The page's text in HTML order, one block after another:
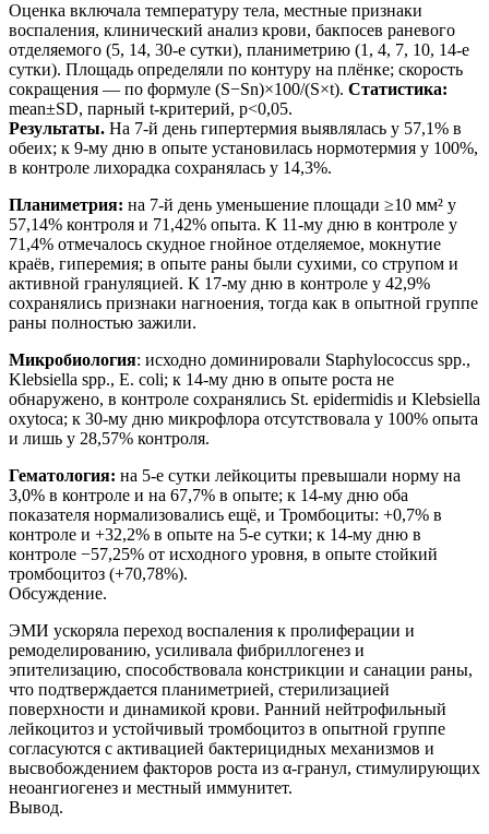
Оценка включала температуру тела, местные признаки
воспаления, клинический анализ крови, бакпосев раневого
отделяемого (5, 14, 30-е сутки), планиметрию (1, 4, 7, 10, 14-е
сутки). Площадь определяли по контуру на плёнке; скорость
сокращения — по формуле (S−Sn)×100/(S×t). Статистика:
mean±SD, парный t-критерий, p<0,05.
Результаты. На 7-й день гипертермия выявлялась у 57,1% в
обеих; к 9-му дню в опыте установилась нормотермия у 100%,
в контроле лихорадка сохранялась у 14,3%.
Планиметрия: на 7-й день уменьшение площади ≥10 мм² у
57,14% контроля и 71,42% опыта. К 11-му дню в контроле у
71,4% отмечалось скудное гнойное отделяемое, мокнутие
краёв, гиперемия; в опыте раны были сухими, со струпом и
активной грануляцией. К 17-му дню в контроле у 42,9%
сохранялись признаки нагноения, тогда как в опытной группе
раны полностью зажили.
Микробиология: исходно доминировали Staphylococcus spp.,
Klebsiella spp., E. coli; к 14-му дню в опыте роста не
обнаружено, в контроле сохранялись St. epidermidis и Klebsiella
oxytoca; к 30-му дню микрофлора отсутствовала у 100% опыта
и лишь у 28,57% контроля.
Гематология: на 5-е сутки лейкоциты превышали норму на
3,0% в контроле и на 67,7% в опыте; к 14-му дню оба
показателя нормализовались ещё, и Тромбоциты: +0,7% в
контроле и +32,2% в опыте на 5-е сутки; к 14-му дню в
контроле −57,25% от исходного уровня, в опыте стойкий
тромбоцитоз (+70,78%).
Обсуждение.
ЭМИ ускоряла переход воспаления к пролиферации и
ремоделированию, усиливала фибриллогенез и
эпителизацию, способствовала констрикции и санации раны,
что подтверждается планиметрией, стерилизацией
поверхности и динамикой крови. Ранний нейтрофильный
лейкоцитоз и устойчивый тромбоцитоз в опытной группе
согласуются с активацией бактерицидных механизмов и
высвобождением факторов роста из α-гранул, стимулирующих
неоангиогенез и местный иммунитет.
Вывод.